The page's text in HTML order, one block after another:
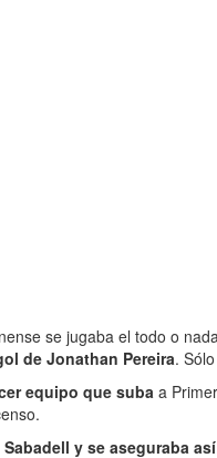
se jugaba el todo o
de Jonathan Pereira.
equipo que suba a
y se aseguraba